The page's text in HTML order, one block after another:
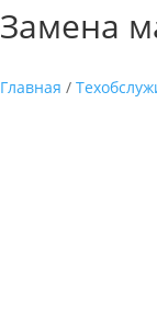
Замена
Главная /